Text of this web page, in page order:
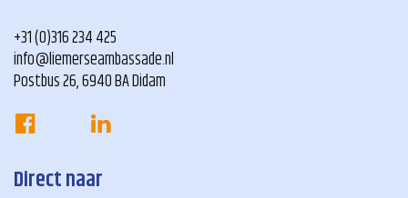
+31 (0)316 234 425
info@liemerseambassade.nl
Postbus 26, 6940 BA Didam
Direct naar